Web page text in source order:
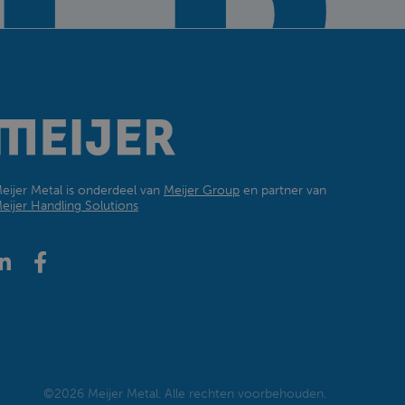
Metal is onderdeel van Meijer Group en partner van
Handling Solutions
©2026 Meijer Metal. Alle rechten voorbehouden.